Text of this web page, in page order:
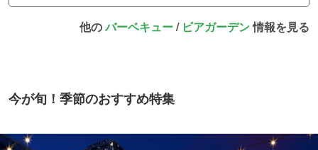
他のバーベキュー/ ビアガーデン情報を見る
今が旬！季節のおすすめ特集